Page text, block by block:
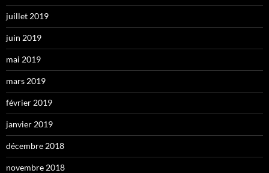
juillet 2019
juin 2019
mai 2019
mars 2019
février 2019
janvier 2019
décembre 2018
novembre 2018